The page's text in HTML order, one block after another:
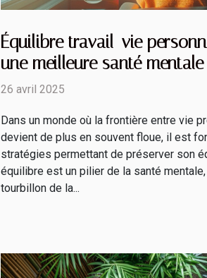
Équilibre travail-vie
une meilleure santé
moderne
26 avril 2025
Dans un monde où la frontière entre vie
devient de plus en souvent floue, il est
stratégies permettant de préserver son
équilibre est un pilier de la santé
tourbillon de la...